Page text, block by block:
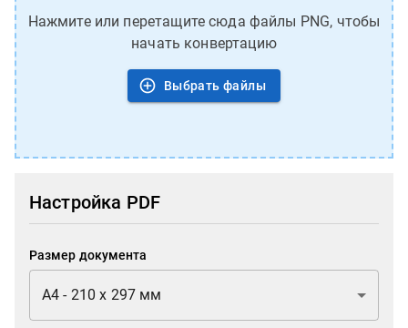
Нажмите или перетащите сюда файлы PNG, чтобы
начать конвертацию
Выбрать файлы
Настройка PDF
Размер документа
A4 - 210 x 297 мм